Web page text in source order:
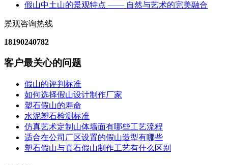
假山中土山的景观特点 —— 自然与艺术的完美融合
景观咨询热线
18190240782
客户最关心的问题
假山的评判标准
如何选择假山设计制作厂家
塑石假山的寿命
水泥塑石检测标准
仿真艺术定制山体墙面有哪些工艺流程
适合在公司厂区设置的假山造型有哪些
塑石假山与真石假山制作工艺有什么区别